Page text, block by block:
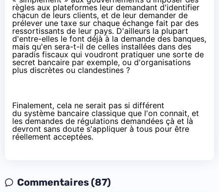
règles aux plateformes leur demandant d'identifier
chacun de leurs clients, et de leur demander de
prélever une taxe sur chaque échange fait par des
ressortissants de leur pays. D'ailleurs la plupart
d'entre-elles le font déjà à la demande des banques,
mais qu'en sera-t-il de celles installées dans des
paradis fiscaux qui voudront pratiquer une sorte de
secret bancaire par exemple, ou d'organisations
plus discrètes ou clandestines ?
Finalement, cela ne serait pas si différent
du système bancaire classique que l'on connait, et
les demandes de régulations demandées çà et là
devront sans doute s'appliquer à tous pour être
réellement acceptées.
Commentaires (87)